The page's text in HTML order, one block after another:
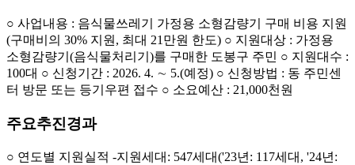
○ 사업내용 : 음식물쓰레기 가정용 소형감량기 구매 비용 지원
(구매비의 30% 지원, 최대 21만원 한도) ○ 지원대상 : 가정용
소형감량기(음식물처리기)를 구매한 도봉구 주민 ○ 지원대수 :
100대 ○ 신청기간 : 2026. 4. ∼ 5.(예정) ○ 신청방법 : 동 주민센
터 방문 또는 등기우편 접수 ○ 소요예산 : 21,000천원
주요추진경과
○ 연도별 지원실적 -지원세대: 547세대('23년: 117세대, '24년: